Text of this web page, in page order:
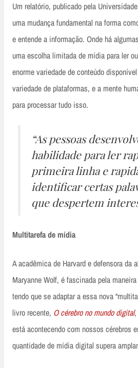
Um relatório, publicado pela
uma mudança fundamental na forma
e entende a informação. Onde há
uma escolha limitada de mídia para ler
enorme variedade de conteúdo
variedade de plataformas, e a mente
para processar tudo isso.
“As pessoas
habilidade para ler
primeira linha e
identificar certas
que despertem
Multitarefa de mídia
A acadêmica de Harvard e defensora da
Maryanne Wolf, é fascinada pela
tendo que se adaptar a essa nova
livro recente, O cérebro no mundo digital,
está acontecendo com nossos cérebros
quantidade de mídia digital supera